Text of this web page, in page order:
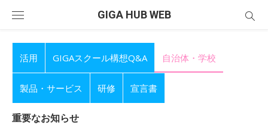
GIGA HUB WEB
活用 GIGAスクール構想Q&A 自治体・学校
製品・サービス 研修 宣言書
重要なお知らせ